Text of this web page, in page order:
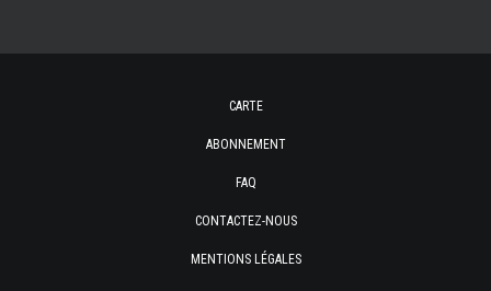
CARTE
ABONNEMENT
FAQ
CONTACTEZ-NOUS
MENTIONS LÉGALES